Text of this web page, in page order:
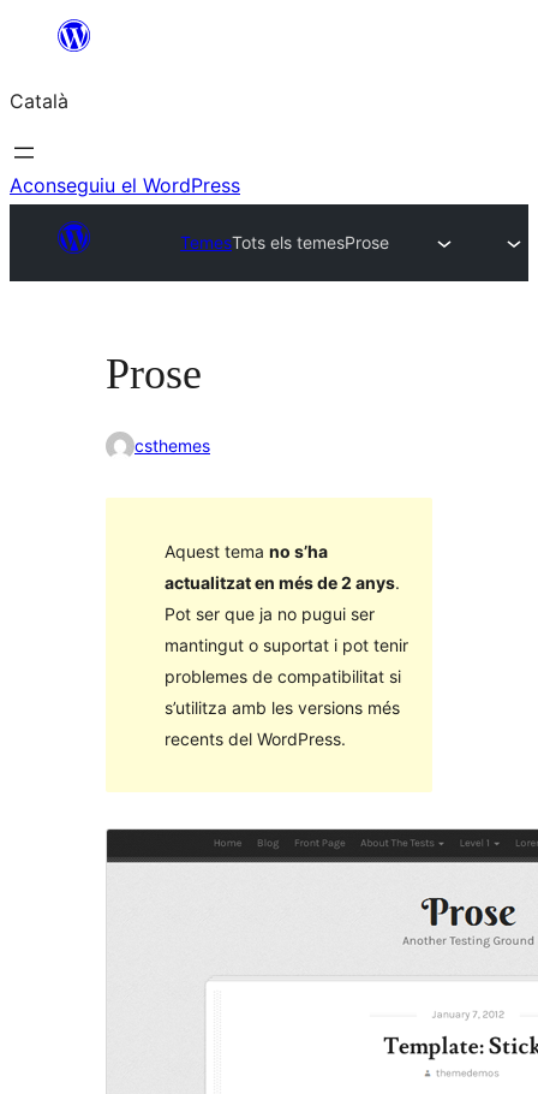
contingut
Català
Aconseguiu el WordPress
TemesTots els temesProse
Prose
csthemes
Aquest tema no s’ha
actualitzat en més de 2 anys.
Pot ser que ja no pugui ser
mantingut o suportat i pot tenir
problemes de compatibilitat si
s’utilitza amb les versions més
recents del WordPress.